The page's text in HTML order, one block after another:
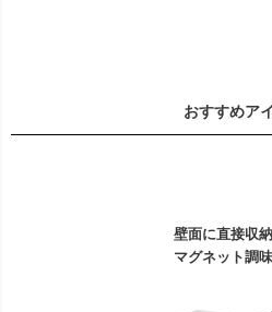
おすすめア
壁面に直接収
マグネット調